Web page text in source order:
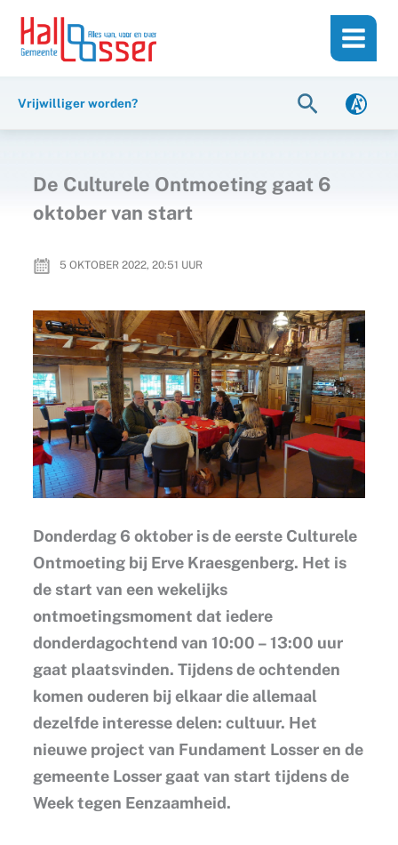
inhoud
naar
Vrijwilliger worden? Zoeken
De Culturele Ontmoeting gaat 6
oktober van start
5 OKTOBER 2022, 20:51 UUR
Donderdag 6 oktober is de eerste Culturele
Ontmoeting bij Erve Kraesgenberg. Het is
de start van een wekelijks
ontmoetingsmoment dat iedere
donderdagochtend van 10:00 – 13:00 uur
gaat plaatsvinden. Tijdens de ochtenden
komen ouderen bij elkaar die allemaal
dezelfde interesse delen: cultuur. Het
nieuwe project van Fundament Losser en de
gemeente Losser gaat van start tijdens de
Week tegen Eenzaamheid.